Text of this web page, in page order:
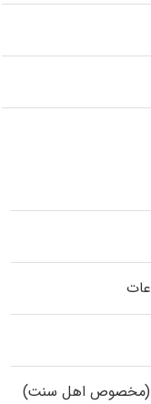
(مخصوص اهل سنت)